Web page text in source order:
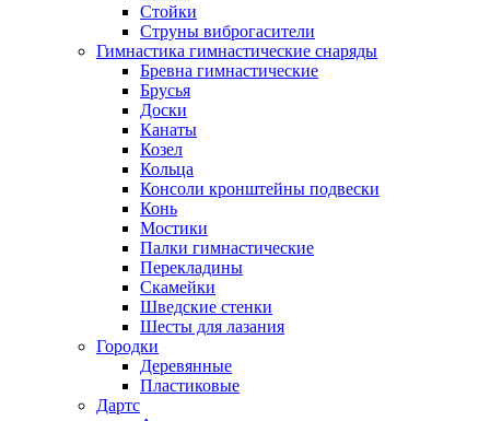
Стойки
Струны виброгасители
Гимнастика гимнастические снаряды
Бревна гимнастические
Брусья
Доски
Канаты
Козел
Кольца
Консоли кронштейны подвески
Конь
Мостики
Палки гимнастические
Перекладины
Скамейки
Шведские стенки
Шесты для лазания
Городки
Деревянные
Пластиковые
Дартс